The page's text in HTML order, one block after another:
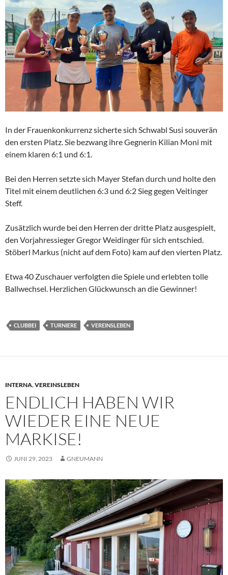
In der Frauenkonkurrenz sicherte sich Schwabl Susi souverän
den ersten Platz. Sie bezwang ihre Gegnerin Kilian Moni mit
einem klaren 6:1 und 6:1.
Bei den Herren setzte sich Mayer Stefan durch und holte den
Titel mit einem deutlichen 6:3 und 6:2 Sieg gegen Veitinger
Steff.
Zusätzlich wurde bei den Herren der dritte Platz ausgespielt,
den Vorjahressieger Gregor Weidinger für sich entschied.
Stöberl Markus (nicht auf dem Foto) kam auf den vierten Platz.
Etwa 40 Zuschauer verfolgten die Spiele und erlebten tolle
Ballwechsel. Herzlichen Glückwunsch an die Gewinner!
CLUBBEI TURNIERE VEREINSLEBEN
INTERNA,VEREINSLEBEN
ENDLICH HABEN WIR
WIEDER EINE NEUE
MARKISE!
JUNI 29, 2023 GNEUMANN